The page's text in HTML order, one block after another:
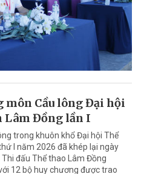
môn Cầu lông Đại hội
Lâm Đồng lần I
trong khuôn khổ Đại hội Thể
I năm 2026 đã khép lại ngày
đấu Thể thao Lâm Đồng
12 bộ huy chương được trao